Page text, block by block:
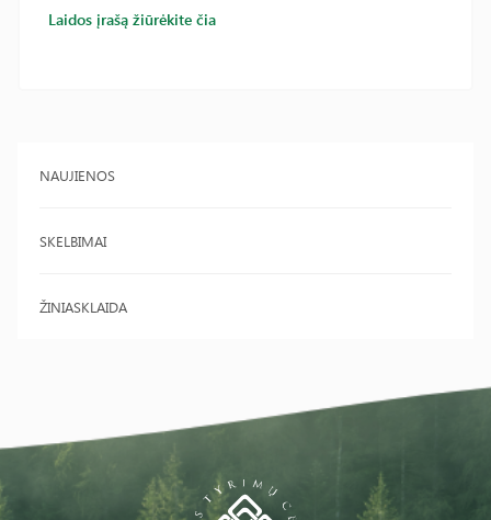
NAUJIENOS
SKELBIMAI
ŽINIASKLAIDA
Laidos įrašą žiūrėkite čia